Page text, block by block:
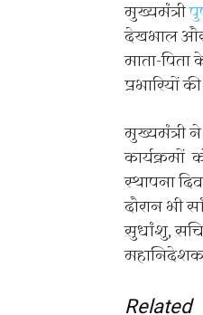
मुख्यमंत्री
देखभाल और
माता-
प्रभारियों
मुख्यमंत्री
कार्यक्रमों
स्थापना
दौरान भी
सुधांशु,
महानिदेशक
Related